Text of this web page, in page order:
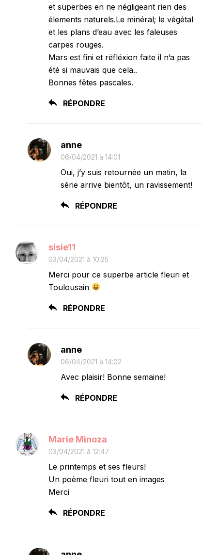
et superbes en ne négligeant rien des
élements naturels.Le minéral; le végétal
et les plans d’eau avec les faleuses
carpes rouges.
Mars est fini et réfléxion faite il n’a pas
été si mauvais que cela..
Bonnes fêtes pascales.
RÉPONDRE
anne
06/04/2021 à 14:01
Oui, j’y suis retournée un matin, la
série arrive bientôt, un ravissement!
RÉPONDRE
sisie11
03/04/2021 à 10:25
Merci pour ce superbe article fleuri et
Toulousain
RÉPONDRE
anne
06/04/2021 à 14:02
Avec plaisir! Bonne semaine!
RÉPONDRE
Marie Minoza
03/04/2021 à 12:47
Le printemps et ses fleurs!
Un poème fleuri tout en images
Merci
RÉPONDRE